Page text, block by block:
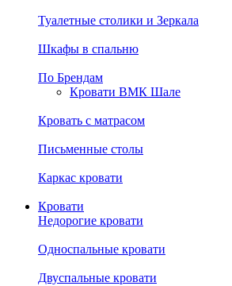
Туалетные столики и Зеркала
Шкафы в спальню
По Брендам
Кровати ВМК Шале
Кровать с матрасом
Письменные столы
Каркас кровати
Кровати
Недорогие кровати
Односпальные кровати
Двуспальные кровати